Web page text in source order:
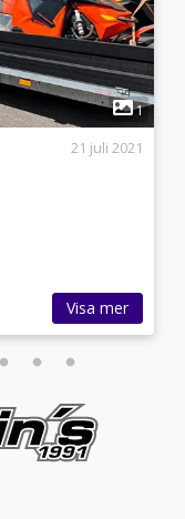
1
21 juli 2021
Visa mer